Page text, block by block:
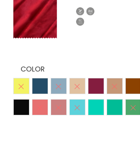
COLOR
AmarilloAzul Petroleo
Azul Piedra
BeigeBurdeoCamel
NegroRojo Rosa Viejo
TurquesaVerde Agua
Verde